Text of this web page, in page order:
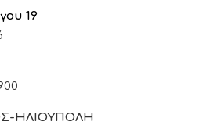
19
ΗΛΙΟΥΠΟΛΗ